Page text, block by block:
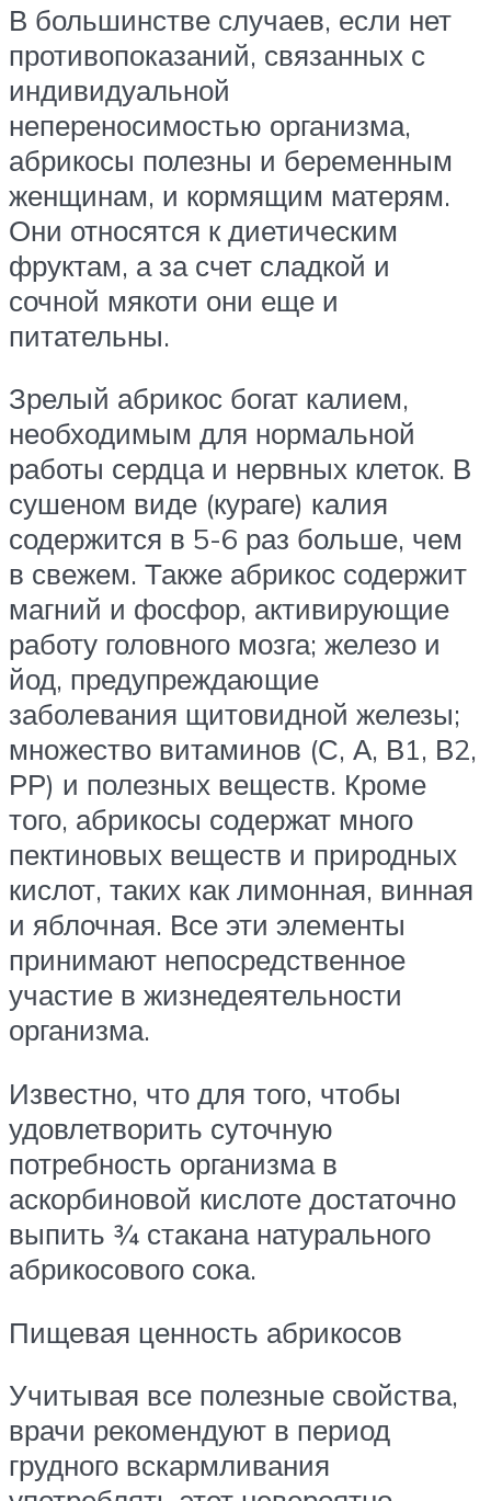
В большинстве случаев, если нет
противопоказаний, связанных с
индивидуальной
непереносимостью организма,
абрикосы полезны и беременным
женщинам, и кормящим матерям.
Они относятся к диетическим
фруктам, а за счет сладкой и
сочной мякоти они еще и
питательны.
Зрелый абрикос богат калием,
необходимым для нормальной
работы сердца и нервных клеток. В
сушеном виде (кураге) калия
содержится в 5-6 раз больше, чем
в свежем. Также абрикос содержит
магний и фосфор, активирующие
работу головного мозга; железо и
йод, предупреждающие
заболевания щитовидной железы;
множество витаминов (С, А, В1, В2,
РР) и полезных веществ. Кроме
того, абрикосы содержат много
пектиновых веществ и природных
кислот, таких как лимонная, винная
и яблочная. Все эти элементы
принимают непосредственное
участие в жизнедеятельности
организма.
Известно, что для того, чтобы
удовлетворить суточную
потребность организма в
аскорбиновой кислоте достаточно
выпить ¾ стакана натурального
абрикосового сока.
Пищевая ценность абрикосов
Учитывая все полезные свойства,
врачи рекомендуют в период
грудного вскармливания